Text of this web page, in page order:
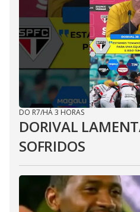
DO R7/HÁ 3 HORAS
DORIVAL
SOFRIDOS